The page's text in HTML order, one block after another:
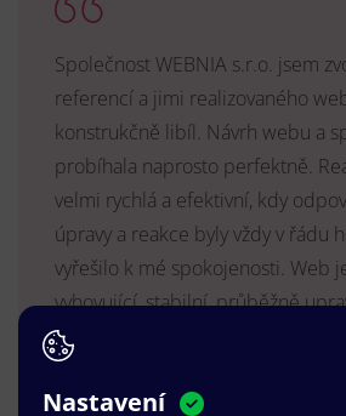
Společnost WEBNIA s.r.o. jsem
referencí a jimi realizovaného
konstrukčně libíl. Návrh webu a
probíhala naprosto perfektně.
velmi rychlá a efektivní, kdy
úpravy a reakce byly vždy v řádu
vyřešilo k mé spokojenosti. Web
vyhovující, stabilní, průběžně
na pozitivním vnímání naší značky.
MUDr. Radek Vyšohlíd
Nastavení